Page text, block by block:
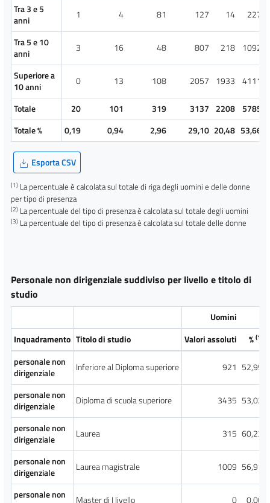
Tra 3 e 5
anni
1 4 81 127 14 227
Tra 5 e 10
anni
3 16 48 807 218 1092
Superiore a
10 anni
0 13 108 2057 1933 4111
Totale 20 101 319 3137 2208 5785
Totale %
0,19 0,94 2,96 29,10 20,48 53,66
Esporta CSV
(1) La percentuale è calcolata sul totale di riga degli uomini e delle donne
per tipo di presenza
(2) La percentuale del tipo di presenza è calcolata sul totale degli uomini
(3) La percentuale del tipo di presenza è calcolata sul totale delle donne
Personale non dirigenziale suddiviso per livello e titolo di
studio
Uomini
Inquadramento Titolo di studio Valori assoluti %(1)
personale non
dirigenziale
Inferiore al Diploma superiore 921 52,99
personale non
dirigenziale
Diploma di scuola superiore 3435 53,02
personale non
dirigenziale
Laurea 315 60,23
personale non
dirigenziale
Laurea magistrale 1009 56,91
personale non
Master di I livello 0 0,00